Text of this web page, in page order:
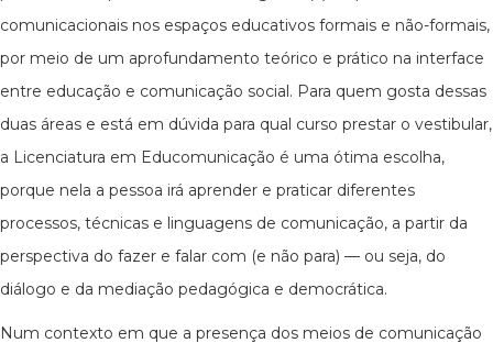
comunicacionais nos espaços educativos formais e não-formais,
por meio de um aprofundamento teórico e prático na interface
entre educação e comunicação social. Para quem gosta dessas
duas áreas e está em dúvida para qual curso prestar o vestibular,
a Licenciatura em Educomunicação é uma ótima escolha,
porque nela a pessoa irá aprender e praticar diferentes
processos, técnicas e linguagens de comunicação, a partir da
perspectiva do fazer e falar com (e não para) — ou seja, do
diálogo e da mediação pedagógica e democrática.
Num contexto em que a presença dos meios de comunicação